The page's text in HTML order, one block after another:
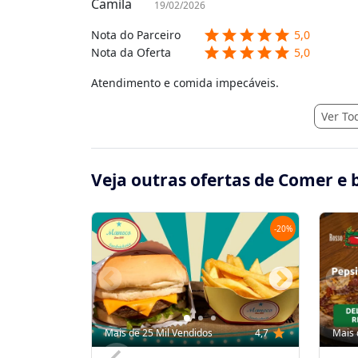
Camila 19/02/2026
Nota do Parceiro starstarstarstarstar 5,0
Nota da Oferta
starstarstarstarstar 5,0
Atendimento e comida impecáveis.
Ver
Veja outras ofertas de Comer e
-20%
Mais de 25 Mil Vendidos 4,7 star Mais